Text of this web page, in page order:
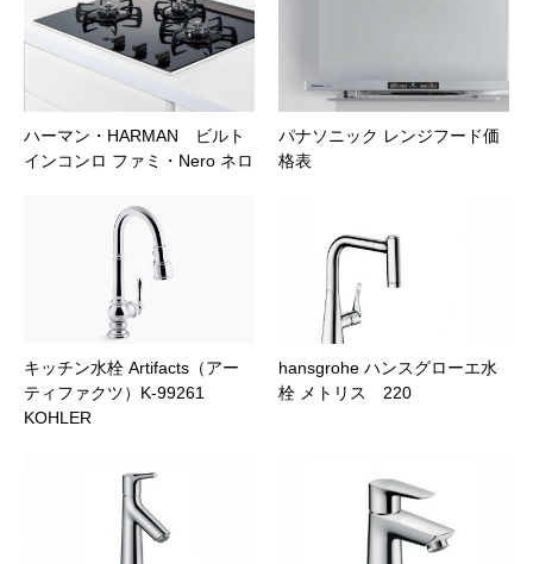
ハーマン・HARMAN ビルト
インコンロ ファミ・Nero ネロ
パナソニック レンジフード価
格表
キッチン水栓 Artifacts（アー
ティファクツ）K-99261
KOHLER
hansgrohe ハンスグローエ水
栓 メトリス 220